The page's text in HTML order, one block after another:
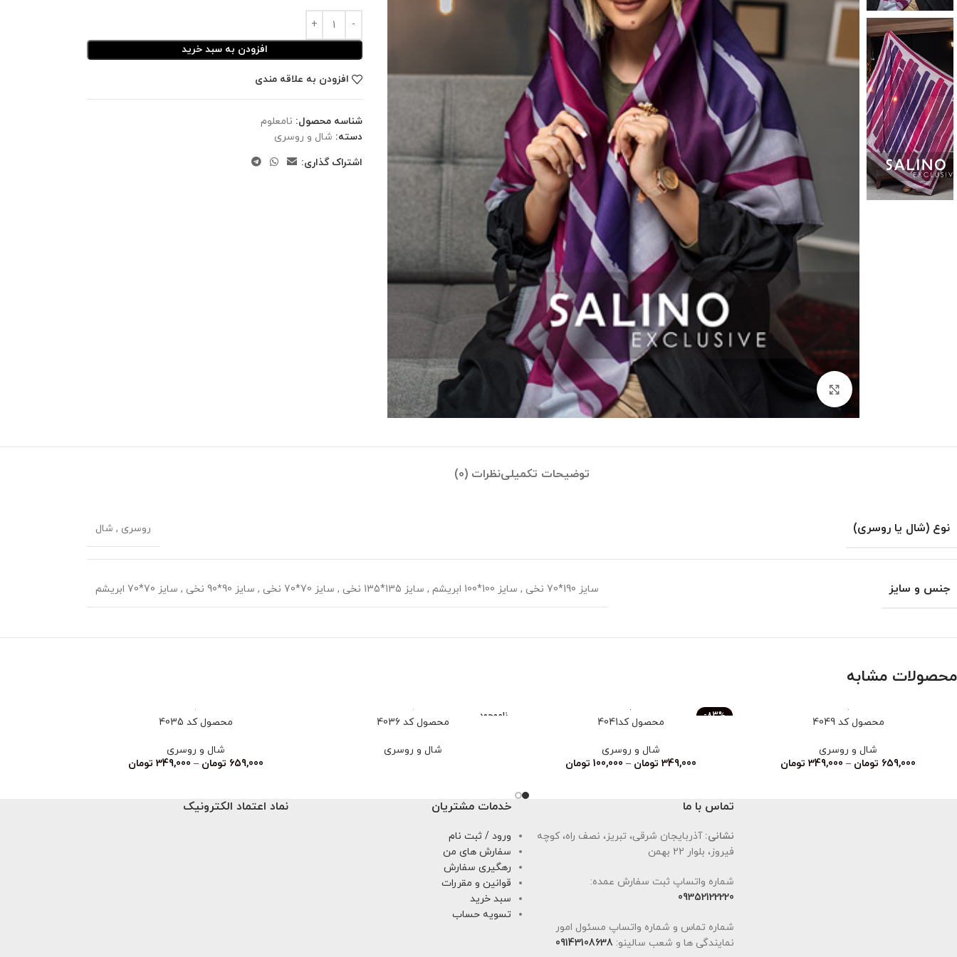
بزرگنمایی تصویر
افزودن به سبد خرید
افزودن به علاقه مندی
شناسه محصول: نامعلوم
دسته: شال و روسری
اشتراک گذاری:
توضیحات تکمیلینظرات (0)
نوع (شال یا روسری) روسری , شال
جنس و سایز سایز 190*70 نخی , سایز 100*100 ابریشم , سایز 135*135 نخی , سایز 70*70 نخی , سایز 90*90 نخی , سایز 70*70 ابریشم
محصولات مشابه
محصول کد 4049
شال و روسری
659,000 تومان –
349,000 تومان
-83%
محصول کد4041
شال و روسری
349,000 تومان –
100,000 تومان
ناموجود محصول کد 4036
شال و روسری
محصول کد 4035
شال و روسری
659,000 تومان –
349,000 تومان
تماس با ما
نشانی: آذربایجان شرقی، تبریز، نصف راه، کوچه
فیروز، بلوار 22 بهمن
شماره واتساپ ثبت سفارش عمده:
09352122220
شماره تماس و شماره واتساپ مسئول امور
نمایندگی ها و شعب سالینو: 09143108638
خدمات مشتریان
ورود / ثبت نام
سفارش های من
رهگیری سفارش
قوانین و مقررات
سبد خرید
تسویه حساب
نماد اعتماد الکترونیک